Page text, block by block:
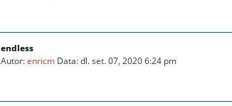
endless
Autor:enricm Data: dl. set. 07, 2020 6:24 pm